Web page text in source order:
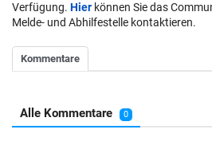
Verfügung. Hier können Sie das
Melde- und Abhilfestelle kontaktieren.